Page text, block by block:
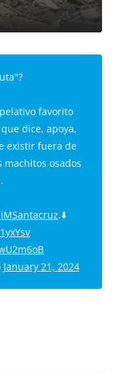
favorito
dice, apoya,
existir fuera de
osados
.⬇️
January 21, 2024